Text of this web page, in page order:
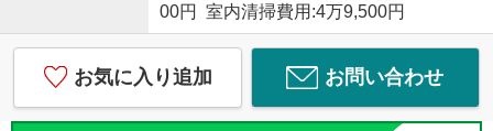
00円 室内清掃費用:4万9,500円
お気に入り追加 お問い合わせ